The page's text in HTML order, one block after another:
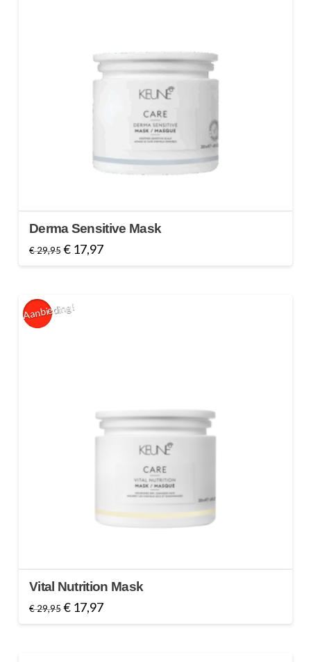
Derma Sensitive Mask
€29,95Oorspronkelijke
prijs
was:
€17,97Huidige
is:
Aanbieding!
Vital Nutrition Mask
€29,95Oorspronkelijke
prijs
was:
€17,97Huidige
is: